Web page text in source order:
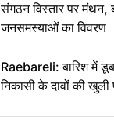
संगठन विस्तार पर मंथन,
जनसमस्याओं का विवरण
Raebareli: बारिश में
निकासी के दावों की खुली